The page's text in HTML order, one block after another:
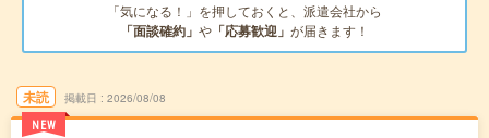
「気になる！」を押しておくと、派遣会社から
「面談確約」 や 「応募歓迎」 が届きます！
未読
NEW
掲載日 2026/08/08